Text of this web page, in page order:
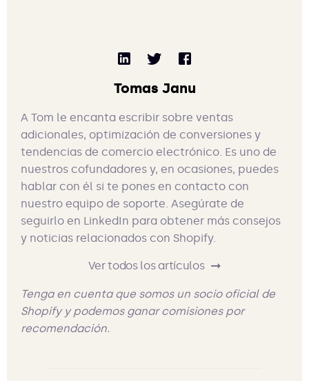
Tomas Janu
A Tom le encanta escribir sobre ventas
adicionales, optimización de conversiones y
tendencias de comercio electrónico. Es uno de
nuestros cofundadores y, en ocasiones, puedes
hablar con él si te pones en contacto con
nuestro equipo de soporte. Asegúrate de
seguirlo en LinkedIn para obtener más consejos
y noticias relacionados con Shopify.
Ver todos los artículos
Tenga en cuenta que somos un socio oficial de
Shopify y podemos ganar comisiones por
recomendación.